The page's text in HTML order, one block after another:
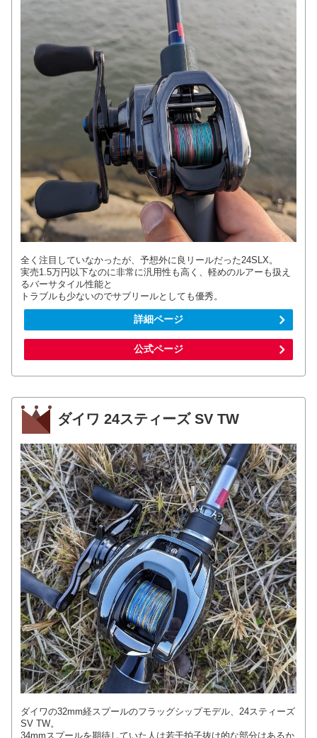
全く注目していなかったが、予想外に良リールだった24SLX。
実売1.5万円以下なのに非常に汎用性も高く、軽めのルアーも扱え
るバーサタイル性能と
トラブルも少ないのでサブリールとしても優秀。
詳細ページ
公式ページ
ダイワ 24スティーズ SV TW
ダイワの32mm経スプールのフラッグシップモデル、24スティーズ
SV TW。
34mmスプールを期待していた人は若干拍子抜け的な部分はあるか